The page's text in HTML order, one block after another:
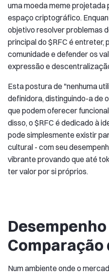
uma moeda meme
espaço criptográfico.
objetivo resolver problemas
principal do $RFC é entreter,
comunidade e defender os
expressão e
Esta postura de "nenhuma
definidora, distinguindo-a de
que podem oferecer
disso, o $RFC é dedicado à
pode simplesmente existir
cultural - com seu
vibrante provando que até
ter valor por si próprios.
Comparação
Num ambiente onde o